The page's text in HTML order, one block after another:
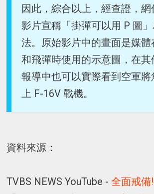
因此，綜合以上，經查證，
影片宣稱「掛彈可以用 P 圖
法。原始影片中的畫面是媒體
和飛彈時使用的示意圖，在其
報導中也可以實際看到空軍
上 F-16V 戰機。
資料來源：
TVBS NEWS YouTube -全面戒備